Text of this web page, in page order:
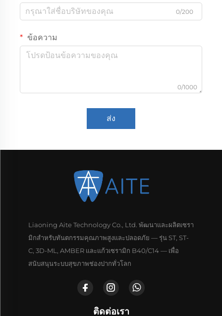
0/200
ข้อความ
0/1000
ส่ง
Liaoning Aite Technology Co., Ltd. พัฒนาและผลิตเซรา
มิกสำหรับทันตกรรมคุณภาพสูงและปลอดภัย — รุ่น ST, ST-
C, 3D-ML, AMBER และแก้วเซรามิก B40/C14 — เพื่อ
สนับสนุนระบบสุขภาพช่องปากทั่วโลก
ติดต่อเรา